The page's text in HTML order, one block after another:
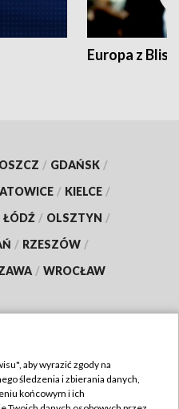
Europa z
/ GDAŃSK /
/ KIELCE /
ŁÓDŹ / OLSZTYN /
/ RZESZÓW /
/ WROCŁAW
aby wyrazić zgody na
śledzenia i zbierania danych,
końcowym i ich